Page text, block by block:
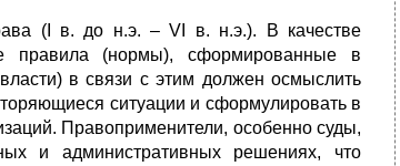
(I в. до н.э. – VI в. н.э.). В качестве
правила (нормы), сформированные в
власти) в связи с этим должен осмыслить
ситуации и сформулировать в
Правоприменители, особенно суды,
и административных решениях, что